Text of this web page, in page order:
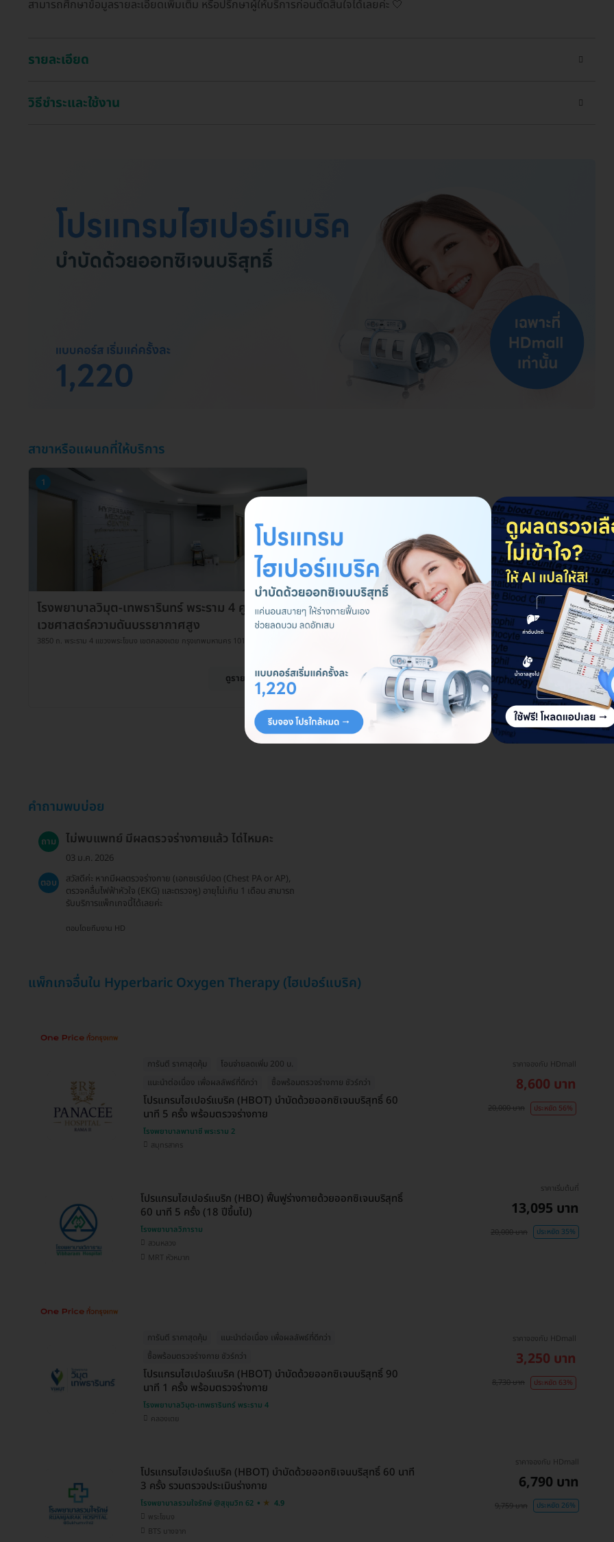
สามารถศึกษาข้อมูลรายละเอียดเพิ่มเติม หรือปรึกษาผู้ให้บริการก่อนตัดสินใจได้เลยค่ะ 🤍
รายละเอียด
วิธีชำระและใช้งาน
สาขาหรือแผนกที่ให้บริการ
1
โรงพยาบาลวิมุต-เทพธารินทร์ พระราม 4 ศูนย์
เวชศาสตร์ความดันบรรยากาศสูง
3850 ถ. พระราม 4 แขวงพระโขนง เขตคลองเตย กรุงเทพมหานคร 10110
ดูรายละเอียด
คำถามพบบ่อย
ถาม ไม่พบแพทย์ มีผลตรวจร่างกายแล้ว ได่ไหมคะ
03 ม.ค. 2026
ตอบ
สวัสดีค่ะ หากมีผลตรวจร่างกาย (เอกซเรย์ปอด (Chest PA or AP),
ตรวจคลื่นไฟฟ้าหัวใจ (EKG) และตรวจหู) อายุไม่เกิน 1 เดือน สามารถ
รับบริการแพ็กเกจนี้ได้เลยค่ะ
ตอบโดยทีมงาน HD
แพ็กเกจอื่นใน Hyperbaric Oxygen Therapy (ไฮเปอร์แบริค)
การันตี ราคาสุดคุ้ม
โอนจ่ายลดเพิ่ม 200 บ.
แนะนำต่อเนื่อง เพื่อผลลัพธ์ที่ดีกว่า
ซื้อพร้อมตรวจร่างกาย ชัวร์กว่า
โปรแกรมไฮเปอร์แบริค (HBOT) บำบัดด้วยออกซิเจนบริสุทธิ์ 60
นาที 5 ครั้ง พร้อมตรวจร่างกาย
โรงพยาบาลพานาซี พระราม 2
สมุทรสาคร
ราคาจองกับ HDmall
8,600 บาท
20,000 บาท ประหยัด 56%
โปรแกรมไฮเปอร์แบริก (HBO) ฟื้นฟูร่างกายด้วยออกซิเจนบริสุทธิ์
60 นาที 5 ครั้ง (18 ปีขึ้นไป)
โรงพยาบาลวิภาราม
สวนหลวง
MRT หัวหมาก
ราคาเริ่มต้นที่
13,095 บาท
20,000 บาท ประหยัด 35%
การันตี ราคาสุดคุ้ม
แนะนำต่อเนื่อง เพื่อผลลัพธ์ที่ดีกว่า
ซื้อพร้อมตรวจร่างกาย ชัวร์กว่า
โปรแกรมไฮเปอร์แบริค (HBOT) บำบัดด้วยออกซิเจนบริสุทธิ์ 90
นาที 1 ครั้ง พร้อมตรวจร่างกาย
โรงพยาบาลวิมุต-เทพธารินทร์ พระราม 4
คลองเตย
ราคาจองกับ HDmall
3,250 บาท
8,730 บาท ประหยัด 63%
โปรแกรมไฮเปอร์แบริค (HBOT) บำบัดด้วยออกซิเจนบริสุทธิ์ 60 นาที
3 ครั้ง รวมตรวจประเมินร่างกาย
โรงพยาบาลรวมใจรักษ์ @สุขุมวิท 62
4.9
พระโขนง
BTS บางจาก
ราคาจองกับ HDmall
6,790 บาท
9,759 บาท ประหยัด 26%